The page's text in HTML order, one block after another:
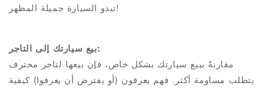
تبدو السيارة جميلة المظهر!
بيع سيارتك إلى التاجر:
مقارنةً ببيع سيارتك بشكل خاص، فإن بيعها لتاجر محترف
يتطلب مساومة أكثر. فهم يعرفون (أو يفترض أن يعرفوا) كيفية